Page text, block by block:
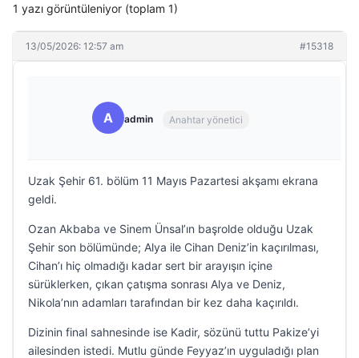
1 yazı görüntüleniyor (toplam 1)
13/05/2026: 12:57 am #15318
A admin Anahtar yönetici
Uzak Şehir 61. bölüm 11 Mayıs Pazartesi akşamı ekrana
geldi.
Ozan Akbaba ve Sinem Ünsal’ın başrolde olduğu Uzak
Şehir son bölümünde; Alya ile Cihan Deniz’in kaçırılması,
Cihan’ı hiç olmadığı kadar sert bir arayışın içine
sürüklerken, çıkan çatışma sonrası Alya ve Deniz,
Nikola’nın adamları tarafından bir kez daha kaçırıldı.
Dizinin final sahnesinde ise Kadir, sözünü tuttu Pakize’yi
ailesinden istedi. Mutlu günde Feyyaz’ın uyguladığı plan